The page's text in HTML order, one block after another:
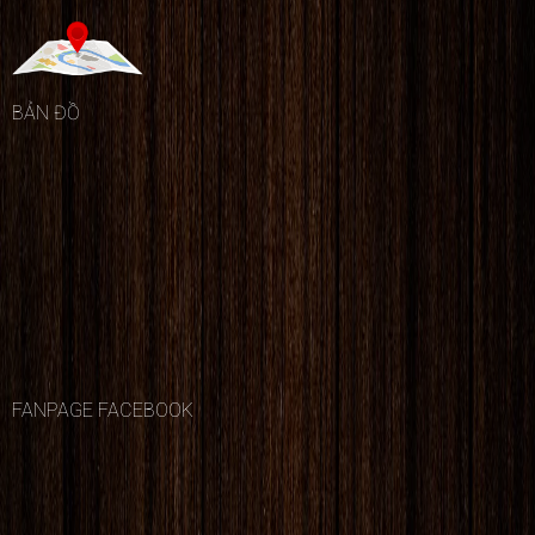
hàng hóa. Dưới đây là một số tính linh hoạt của
Pallet Hóc Môn:
Tính linh hoạt trong việc xếp chồng và sắp
xếp hàng hóa:
Với kích thước và thiết kế đa
dạng, Pallet Hóc Môn có thể được xếp chồng và
sắp xếp hàng hóa một cách linh hoạt và tiết
kiệm không gian.
Tính linh hoạt trong việc vận chuyển hàng
Pallet Hóc Môn có thể được vận chuyển
bằng nhiều phương tiện khác nhau như xe tải,
container, tàu biển, máy bay, v.v... Ngoài ra,
Pallet cũng có thể được kết hợp với các thiết bị
như cẩu, xếp dỡ tự động, v.v... để tăng tính hiệu
tích lợi ích, quy trình và
những lý do nên
chọn
Pallet Thủy
Thành làm đối tác thu
mua uy tín hàng đầu.
BẢN ĐỒ
FANPAGE FACEBOOK